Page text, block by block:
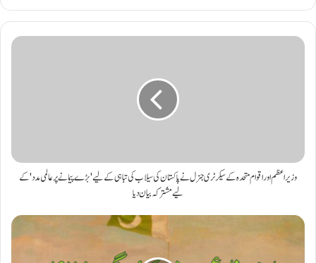
وزیر اعظم اور اقوام متحدہ کے سیکرٹری جنرل نے پاکستان کی سیلاب کی تباہی کے لیے 'بڑے پیمانے پر عالمی مدد' کے
لیے مشترکہ بیان دیا